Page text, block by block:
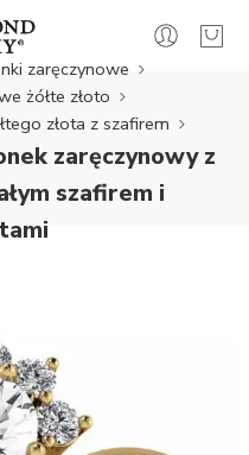
zaręczynowe
żółte złoto
złota z szafirem
zaręczynowy z
szafirem i